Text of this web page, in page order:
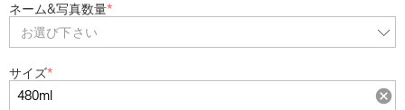
ネーム&写真数量*
お選び下さい
サイズ*